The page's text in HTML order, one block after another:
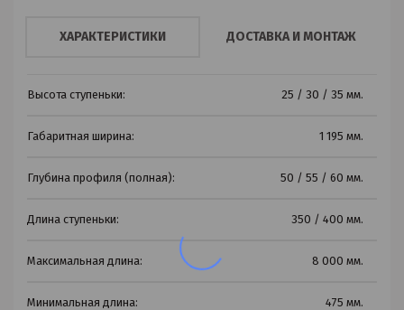
ХАРАКТЕРИСТИКИ ДОСТАВКА И МОНТАЖ
Высота ступеньки: 25 / 30 / 35 мм.
Габаритная ширина: 1 195 мм.
Глубина профиля (полная): 50 / 55 / 60 мм.
Длина ступеньки: 350 / 400 мм.
Максимальная длина: 8 000 мм.
Минимальная длина: 475 мм.